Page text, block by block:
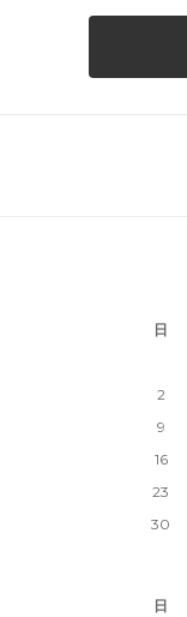
日
2
9
16
23
30
日